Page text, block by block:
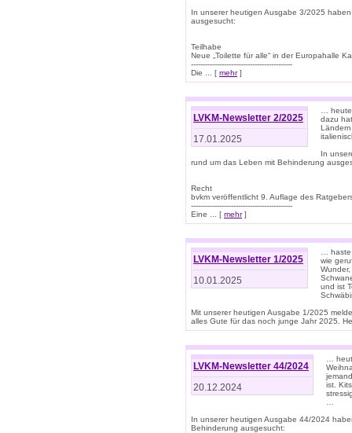
In unserer heutigen Ausgabe 3/2025
ausgesucht:
Teilhabe
Neue „Toilette für alle“ in der Europahalle
-------------------------------------------
Die ... [ mehr]
LVKM-Newsletter 2/2025
17.01.2025
…
dazu
In
rund um das Leben mit Behinderung
Recht
bvkm veröffentlicht 9. Auflage des
-------------------------------------------
Eine ... [ mehr]
LVKM-Newsletter 1/2025
10.01.2025
…
wie
und ist
Mit unserer heutigen Ausgabe 1/2025
alles Gute für das noch junge Jahr 2025.
LVKM-Newsletter 44/2024
20.12.2024
…
ist.
In unserer heutigen Ausgabe 44/2024
Behinderung ausgesucht: